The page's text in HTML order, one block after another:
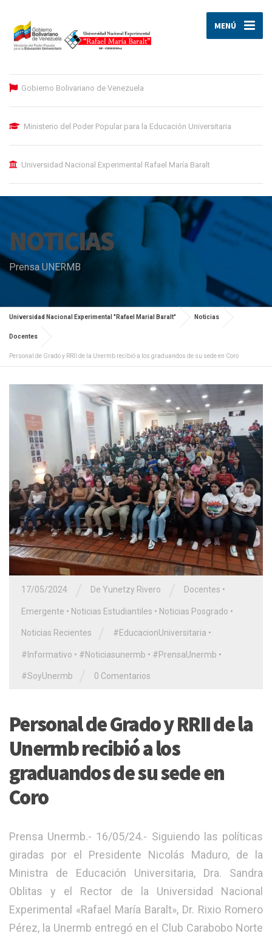
MENÚ
Gobierno Bolivariano de Venezuela
Ministerio del Poder Popular para la Educación Universitaria
Universidad Nacional Experimental Rafael María Baralt
NOTICIAS
Prensa UNERMB
Universidad Nacional Experimental "Rafael Marial Baralt" Noticias
Docentes
Personal de Grado y RRII de la Unermb recibió a los graduandos de su sede en Coro
17/05/2024 De Yunetzy Rivero Docentes •
Emergente • Noticias Estudiantiles • Noticias Posgrado •
Noticias Recientes #EducacionUniversitaria •
#Informativo • #Noticiasunermb • #PrensaUnermb •
#SoyUnermb 0 Comentarios
Personal de Grado y RRII de la
Unermb recibió a los
graduandos de su sede en
Coro
Prensa Unermb.- 16/05/24.- Siguiendo las políticas
giradas por el Presidente Nicolás Maduro, de la
Ministra de Educación Universitaria, Dra. Sandra
Oblitas y el Rector de la Universidad Nacional
Experimental «Rafael María Baralt», Dr. Rixio Romero
Pérez, la Unermb entregó en el Club Carabobo Norte